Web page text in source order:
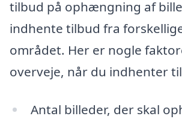
tilbud på ophængning af
indhente tilbud fra
området. Her er nogle
overveje, når du indhenter
Antal billeder, der skal